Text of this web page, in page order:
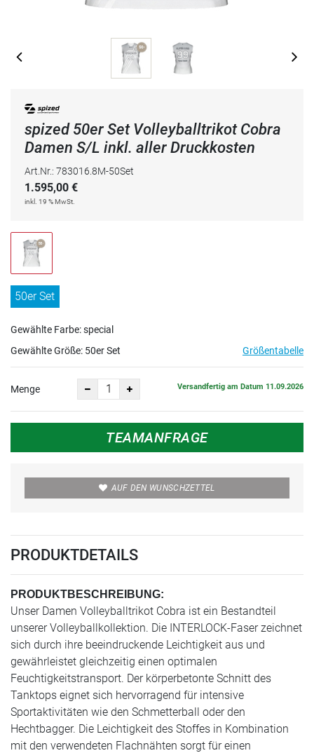
spized 50er Set Volleyballtrikot Cobra
Damen S/L inkl. aller Druckkosten
Art.Nr.: 783016.8M-50Set
1.595,00 €
inkl. 19 % MwSt.
50er Set
Gewählte Farbe: special
Gewählte Größe: 50er Set Größentabelle
Menge Versandfertig am Datum 11.09.2026
TEAMANFRAGE
AUF DEN WUNSCHZETTEL
PRODUKTDETAILS
PRODUKTBESCHREIBUNG:
Unser Damen Volleyballtrikot Cobra ist ein Bestandteil
unserer Volleyballkollektion. Die INTERLOCK-Faser zeichnet
sich durch ihre beeindruckende Leichtigkeit aus und
gewährleistet gleichzeitig einen optimalen
Feuchtigkeitstransport. Der körperbetonte Schnitt des
Tanktops eignet sich hervorragend für intensive
Sportaktivitäten wie den Schmetterball oder den
Hechtbagger. Die Leichtigkeit des Stoffes in Kombination
mit den verwendeten Flachnähten sorgt für einen